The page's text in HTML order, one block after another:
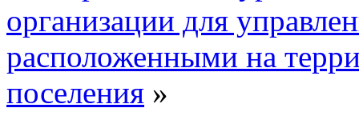
организации для
расположенными на
поселения »